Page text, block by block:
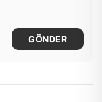
GÖNDER